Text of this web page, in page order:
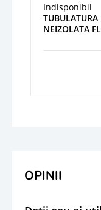
Indisponibil
TUBULATURA
NEIZOLATA
OPINII